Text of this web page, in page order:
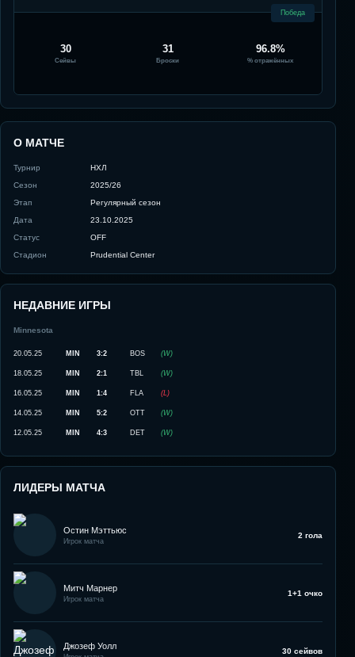
Победа
30
Сейвы
31
Броски
96.8%
% отражённых
О МАТЧЕ
Турнир
НХЛ
Сезон
2025/26
Этап
Регулярный сезон
Дата
23.10.2025
Статус
OFF
Стадион
Prudential Center
НЕДАВНИЕ ИГРЫ
Minnesota
20.05.25 MIN 3:2 BOS (W)
18.05.25 MIN 2:1 TBL (W)
16.05.25 MIN 1:4 FLA (L)
14.05.25 MIN 5:2 OTT (W)
12.05.25 MIN 4:3 DET (W)
ЛИДЕРЫ МАТЧА
Остин Мэттьюс
Игрок матча
2 гола
Митч Марнер
Игрок матча
1+1 очко
Джозеф Уолл
30 сейвов